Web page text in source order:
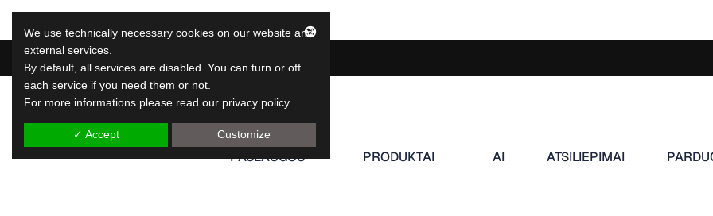
"LeapLytics"
"Leap Reporting" sprendimai
PASLAUGOS
PRODUKTAI AI ATSILIEPIMAI
We use technically necessary cookies on our website and
external services.
By default, all services are disabled. You can turn or off
each service if you need them or not.
For more informations please read our privacy policy.
✓ Accept Customize